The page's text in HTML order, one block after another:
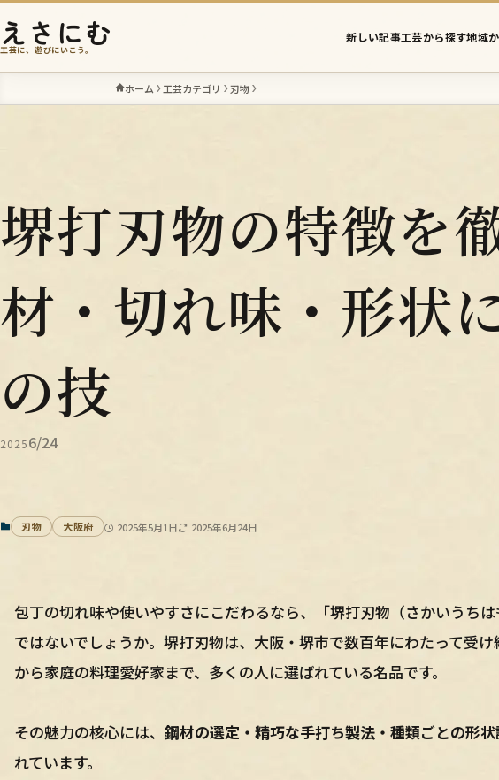
えさにむ
工芸に、遊びにいこう。
新しい記事工芸から探す地域
ホーム 工芸カテゴリ 刃物
堺打刃物の特徴を
材・切れ味・形状
の技
20256/24
刃物 大阪府 2025年5月1日 2025年6月24日
包丁の切れ味や使いやすさにこだわるなら、「堺打刃物（さかいうち
ではないでしょうか。堺打刃物は、大阪・堺市で数百年にわたって受け
から家庭の料理愛好家まで、多くの人に選ばれている名品です。
その魅力の核心には、 鋼材の選定・精巧な手打ち製法・種類ごとの形
れています。